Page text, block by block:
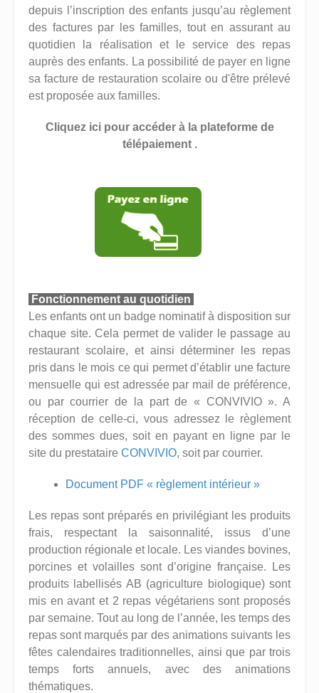
depuis l’inscription des enfants jusqu’au règlement
des factures par les familles, tout en assurant au
quotidien la réalisation et le service des repas
auprès des enfants. La possibilité de payer en ligne
sa facture de restauration scolaire ou d'être prélevé
est proposée aux familles.
Cliquez ici pour accéder à la plateforme de
télépaiement .
Fonctionnement au quotidien
Les enfants ont un badge nominatif à disposition sur
chaque site. Cela permet de valider le passage au
restaurant scolaire, et ainsi déterminer les repas
pris dans le mois ce qui permet d’établir une facture
mensuelle qui est adressée par mail de préférence,
ou par courrier de la part de « CONVIVIO ». A
réception de celle-ci, vous adressez le règlement
des sommes dues, soit en payant en ligne par le
site du prestataire CONVIVIO, soit par courrier.
Document PDF « règlement intérieur »
Les repas sont préparés en privilégiant les produits
frais, respectant la saisonnalité, issus d’une
production régionale et locale. Les viandes bovines,
porcines et volailles sont d’origine française. Les
produits labellisés AB (agriculture biologique) sont
mis en avant et 2 repas végétariens sont proposés
par semaine. Tout au long de l’année, les temps des
repas sont marqués par des animations suivants les
fêtes calendaires traditionnelles, ainsi que par trois
temps forts annuels, avec des animations
thématiques.